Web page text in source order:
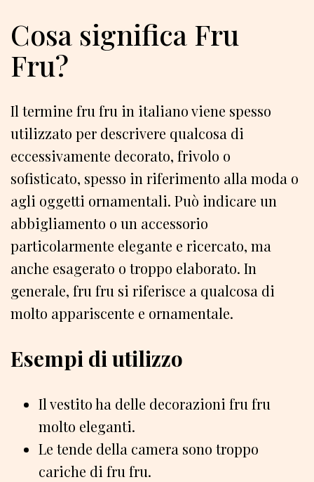
Cosa significa Fru
Fru?
Il termine fru fru in italiano viene spesso
utilizzato per descrivere qualcosa di
eccessivamente decorato, frivolo o
sofisticato, spesso in riferimento alla moda o
agli oggetti ornamentali. Può indicare un
abbigliamento o un accessorio
particolarmente elegante e ricercato, ma
anche esagerato o troppo elaborato. In
generale, fru fru si riferisce a qualcosa di
molto appariscente e ornamentale.
Esempi di utilizzo
Il vestito ha delle decorazioni fru fru
molto eleganti.
Le tende della camera sono troppo
cariche di fru fru.